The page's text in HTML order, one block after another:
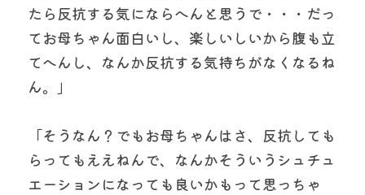
たら反抗する気にならへんと思うで・・・だっ
てお母ちゃん面白いし、楽しいしいから腹も立
てへんし、なんか反抗する気持ちがなくなるね
ん。」
「そうなん？でもお母ちゃんはさ、反抗しても
らってもええねんで、なんかそういうシュチュ
エーションになっても良いかもって思っちゃ